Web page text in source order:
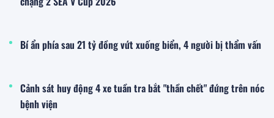
Bí ẩn phía sau 21 tỷ đồng vứt xuống biển, 4 người bị thẩm vấn
Cảnh sát huy động 4 xe tuần tra bắt "thần chết" đứng trên nóc
bệnh viện